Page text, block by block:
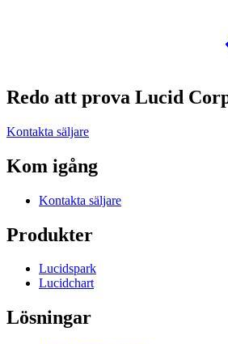
Redo att prova Lucid
Kontakta säljare
Kom igång
Kontakta säljare
Produkter
Lucidspark
Lucidchart
Lösningar